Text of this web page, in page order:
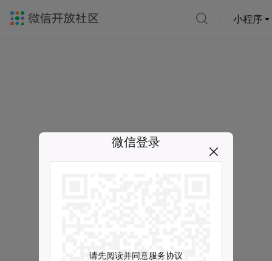
小程序
微信登录
请先阅读并同意服务协议